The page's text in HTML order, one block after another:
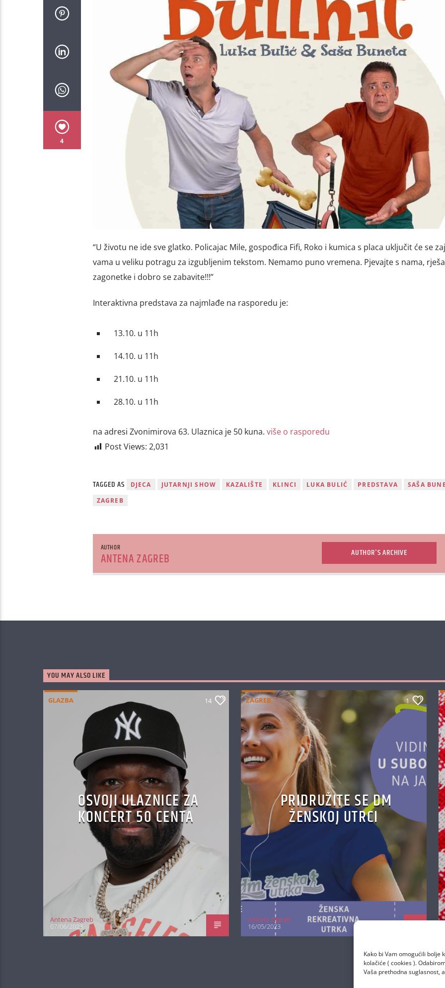
Kako bi Vam omogućili bolje
kolačiće ( cookies ).
Vaša prethodna suglasnost,
4
“U životu ne ide sve glatko. Policajac Mile, gospođica Fifi, Roko i kumica s placa uključit će se
vama u veliku potragu za izgubljenim tekstom. Nemamo puno vremena. Pjevajte s nama,
zagonetke i dobro se zabavite!!!”
Interaktivna predstava za najmlađe na rasporedu je:
13.10. u 11h
14.10. u 11h
21.10. u 11h
28.10. u 11h
na adresi Zvonimirova 63. Ulaznica je 50 kuna. više o rasporedu
Post Views: 2,031
TAGGED AS DJECA JUTARNJI SHOW KAZALIŠTE KLINCI LUKA BULIĆ PREDSTAVA
SAŠA
ZAGREB
AUTHOR
ANTENA ZAGREB AUTHOR'S ARCHIVE
YOU MAY ALSO LIKE
GLAZBA 14
OSVOJI ULAZNICE ZA
KONCERT 50 CENTA
Antena Zagreb
07/06/2023
ZAGREB 1
PRIDRUŽITE SE DM
ŽENSKOJ UTRCI
Antena Zagreb
16/05/2023